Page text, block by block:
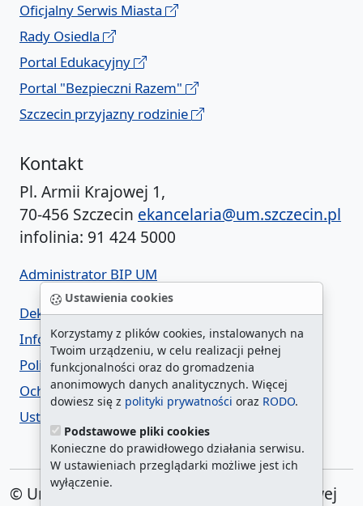
Ustawienia cookies
Korzystamy z plików cookies, instalowanych na
Twoim urządzeniu, w celu realizacji pełnej
funkcjonalności oraz do gromadzenia
anonimowych danych analitycznych. Więcej
dowiesz się z polityki prywatności oraz RODO.
Podstawowe pliki cookies
Konieczne do prawidłowego działania serwisu.
W ustawieniach przeglądarki możliwe jest ich
wyłączenie.
Oficjalny Serwis Miasta
Rady Osiedla
Portal Edukacyjny
Portal "Bezpieczni Razem"
Szczecin przyjazny rodzinie
Kontakt
Pl. Armii Krajowej 1,
70-456 Szczecin ekancelaria@um.szczecin.pl
infolinia: 91 424 5000
Administrator BIP UM
Deklaracja dostępności
Informacja o urzędzie w ETR
Polityka prywatności
Ochrona danych osobowych
Ustawienia cookies
© Urząd Miasta Szczecin. Plac Armii Krajowej